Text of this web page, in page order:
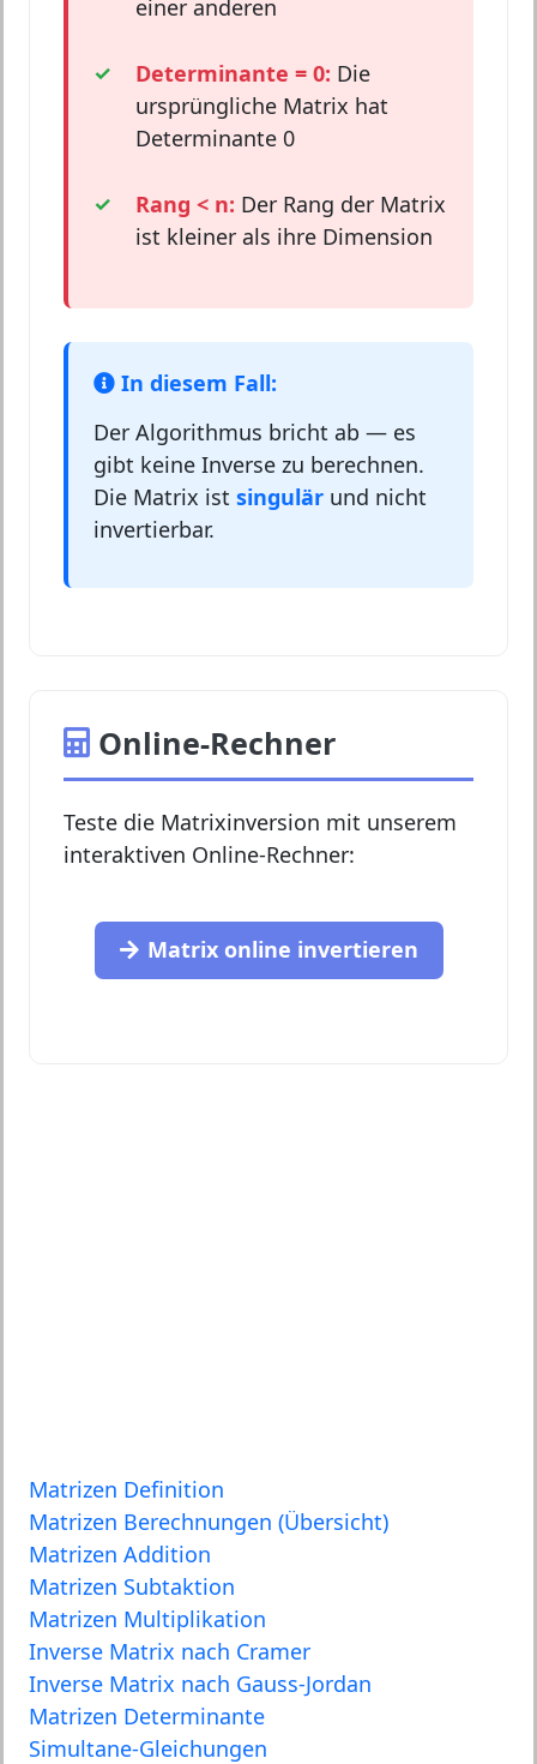
einer anderen
Determinante = 0: Die
ursprüngliche Matrix hat
Determinante 0
Rang < n: Der Rang der Matrix
ist kleiner als ihre Dimension
In diesem Fall:
Der Algorithmus bricht ab — es
gibt keine Inverse zu berechnen.
Die Matrix ist singulär und nicht
invertierbar.
Online-Rechner
Teste die Matrixinversion mit unserem
interaktiven Online-Rechner:
Matrix online invertieren
Matrizen Definition
Matrizen Berechnungen (Übersicht)
Matrizen Addition
Matrizen Subtaktion
Matrizen Multiplikation
Inverse Matrix nach Cramer
Inverse Matrix nach Gauss-Jordan
Matrizen Determinante
Simultane-Gleichungen